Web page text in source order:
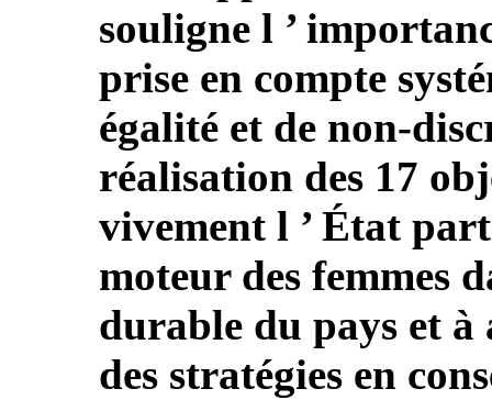
souligne l ’
prise en compte
égalité et de non-
réalisation des 17
vivement l ’ État
moteur des femmes
durable du pays et à
des stratégies en